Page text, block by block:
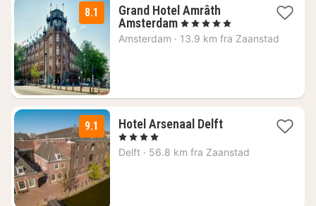
8.1
Grand Hotel Amrâth
Amsterdam1
natt
, 5 Stjerner
Amsterdam · 13.9 km fra Zaanstad
9.1 Hotel Arsenaal Delft1
fra
, 4 Stjerner
Delft · 56.8 km fra Zaanstad